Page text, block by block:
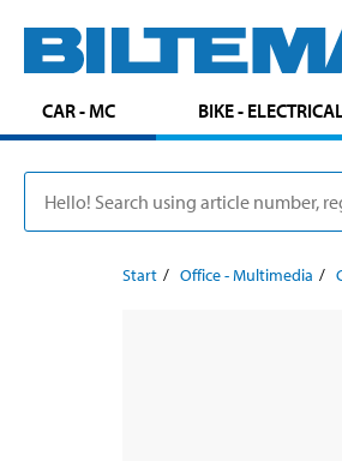
CAR - MC BIKE -
Start Office - Multimedia